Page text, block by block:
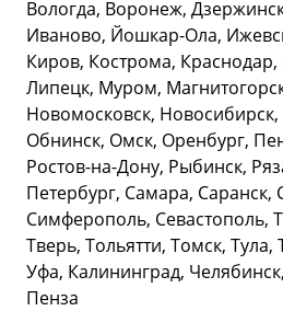
Вологда, Воронеж,
Иваново, Йошкар-Ола,
Киров, Кострома, Краснодар,
Липецк, Муром,
Новомосковск, Новосибирск,
Обнинск, Омск, Оренбург,
Ростов-на-Дону, Рыбинск,
Петербург, Самара, Саранск,
Симферополь, Севастополь,
Тверь, Тольятти, Томск,
Уфа, Калининград,
Пенза